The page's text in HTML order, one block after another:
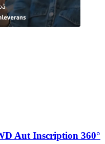
Aut Inscription 360°